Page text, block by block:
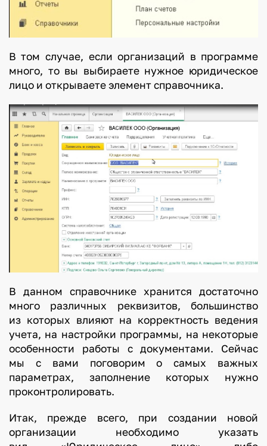
В том случае, если организаций в программе
много, то вы выбираете нужное юридическое
лицо и открываете элемент справочника.
В данном справочнике хранится достаточно
много различных реквизитов, большинство
из которых влияют на корректность ведения
учета, на настройки программы, на некоторые
особенности работы с документами. Сейчас
мы с вами поговорим о самых важных
параметрах, заполнение которых нужно
проконтролировать.
Итак, прежде всего, при создании новой
организации необходимо указать